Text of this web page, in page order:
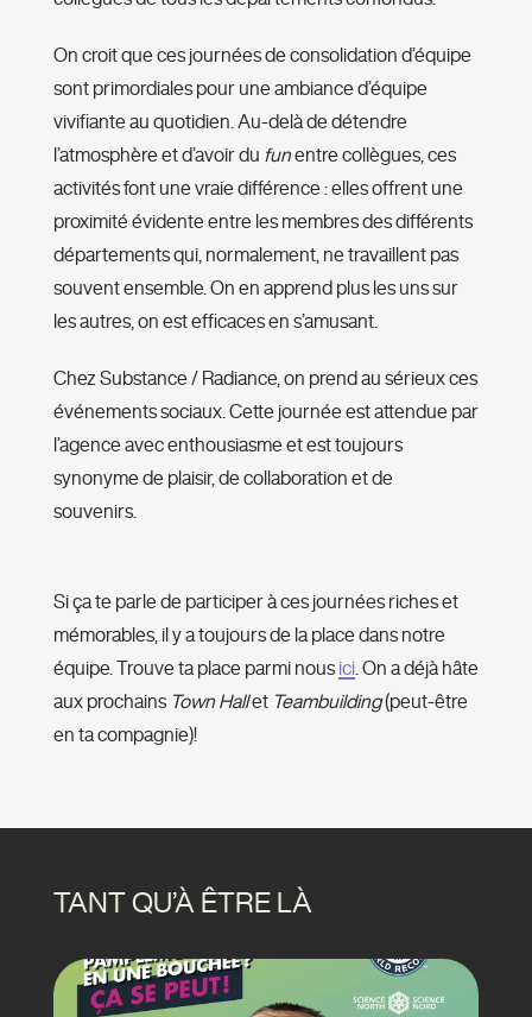
On croit que ces journées de consolidation d’équipe
sont primordiales pour une ambiance d’équipe
vivifiante au quotidien. Au-delà de détendre
l’atmosphère et d’avoir du funentre collègues, ces
activités font une vraie différence : elles offrent une
proximité évidente entre les membres des différents
départements qui, normalement, ne travaillent pas
souvent ensemble. On en apprend plus les uns sur
les autres, on est efficaces en s’amusant.
Chez Substance / Radiance, on prend au sérieux ces
événements sociaux. Cette journée est attendue par
l’agence avec enthousiasme et est toujours
synonyme de plaisir, de collaboration et de
souvenirs.
Si ça te parle de participer à ces journées riches et
mémorables, il y a toujours de la place dans notre
équipe. Trouve ta place parmi nous ici. On a déjà hâte
aux prochains Town Hallet Teambuilding(peut-être
en ta compagnie)!
TANT QU’À ÊTRE LÀ